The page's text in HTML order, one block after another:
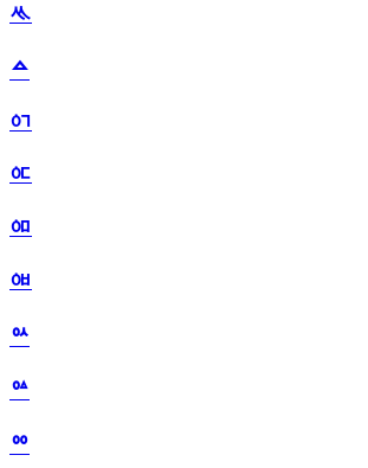
ᄿ
ᅀ
ᅁ
ᅂ
ᅃ
ᅄ
ᅅ
ᅆ
ᅇ